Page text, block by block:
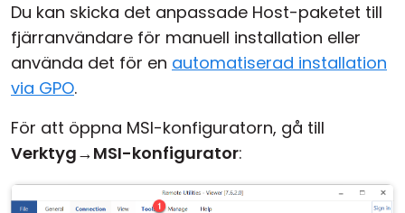
Du kan skicka det anpassade Host-paketet till
fjärranvändare för manuell installation eller
använda det för en automatiserad installation
via GPO.
För att öppna MSI-konfiguratorn, gå till
Verktyg→MSI-konfigurator: